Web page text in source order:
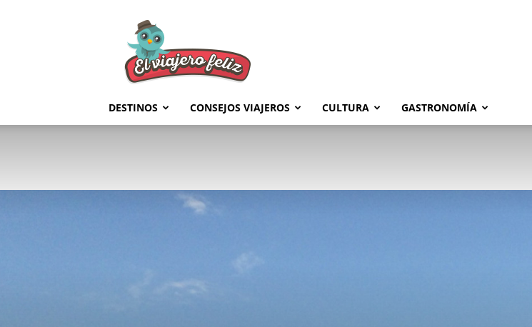
Feliz
DESTINOS CONSEJOS VIAJEROS CULTURA GASTRONOMÍA